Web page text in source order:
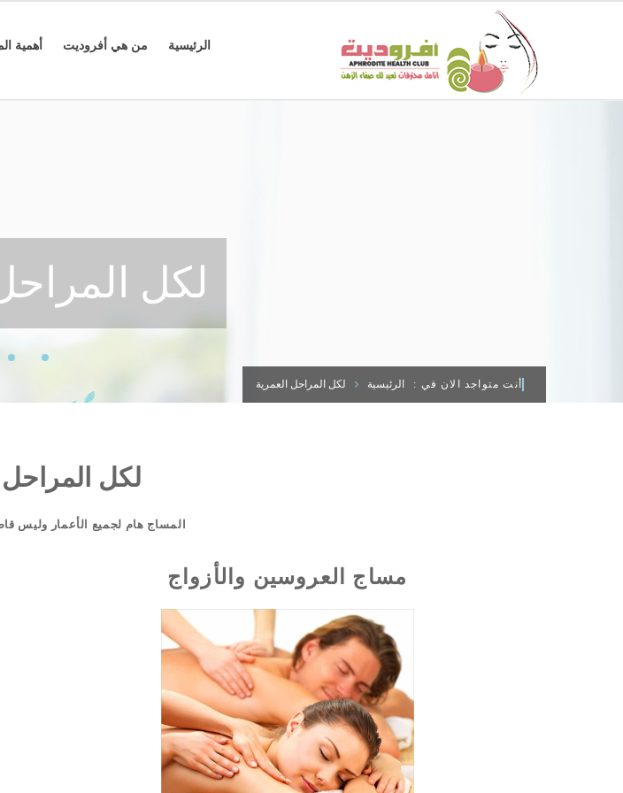
الرئيسية من هي أفروديت أهمية
لكل
أنت متواجد الان في : الرئيسية لكل المراحل العمرية
لكل المراحل
المساج هام لجميع الأعمار وليس
مساج العروسين والأزواج